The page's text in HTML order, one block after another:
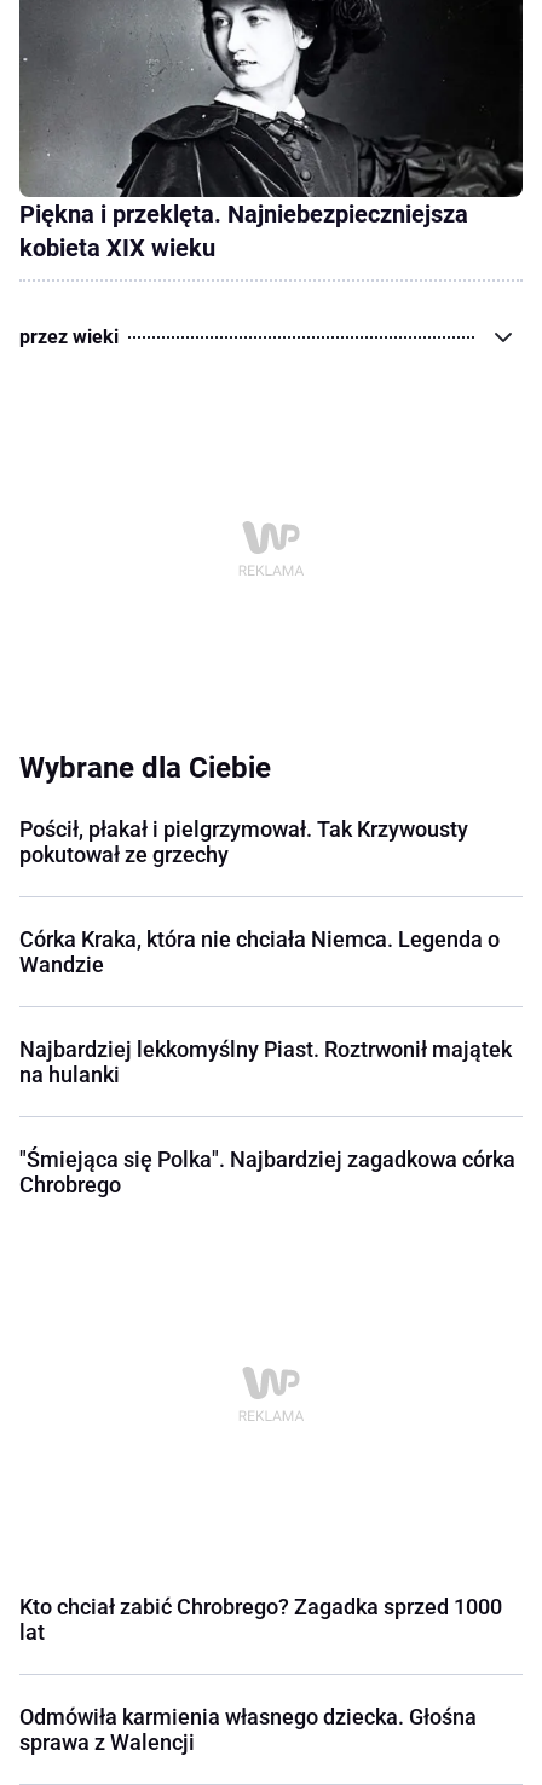
Piękna i przeklęta. Najniebezpieczniejsza
kobieta XIX wieku
przez wieki
Wybrane dla Ciebie
Pościł, płakał i pielgrzymował. Tak Krzywousty
pokutował ze grzechy
Córka Kraka, która nie chciała Niemca. Legenda o
Wandzie
Najbardziej lekkomyślny Piast. Roztrwonił majątek
na hulanki
"Śmiejąca się Polka". Najbardziej zagadkowa córka
Chrobrego
Kto chciał zabić Chrobrego? Zagadka sprzed 1000
lat
Odmówiła karmienia własnego dziecka. Głośna
sprawa z Walencji